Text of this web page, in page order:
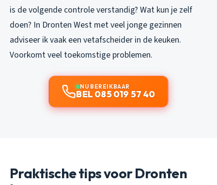
is de volgende controle verstandig? Wat kun je zelf
doen? In Dronten West met veel jonge gezinnen
adviseer ik vaak een vetafscheider in de keuken.
Voorkomt veel toekomstige problemen.
NU BEREIKBAAR
BEL 085 019 57 40
Praktische tips voor Dronten